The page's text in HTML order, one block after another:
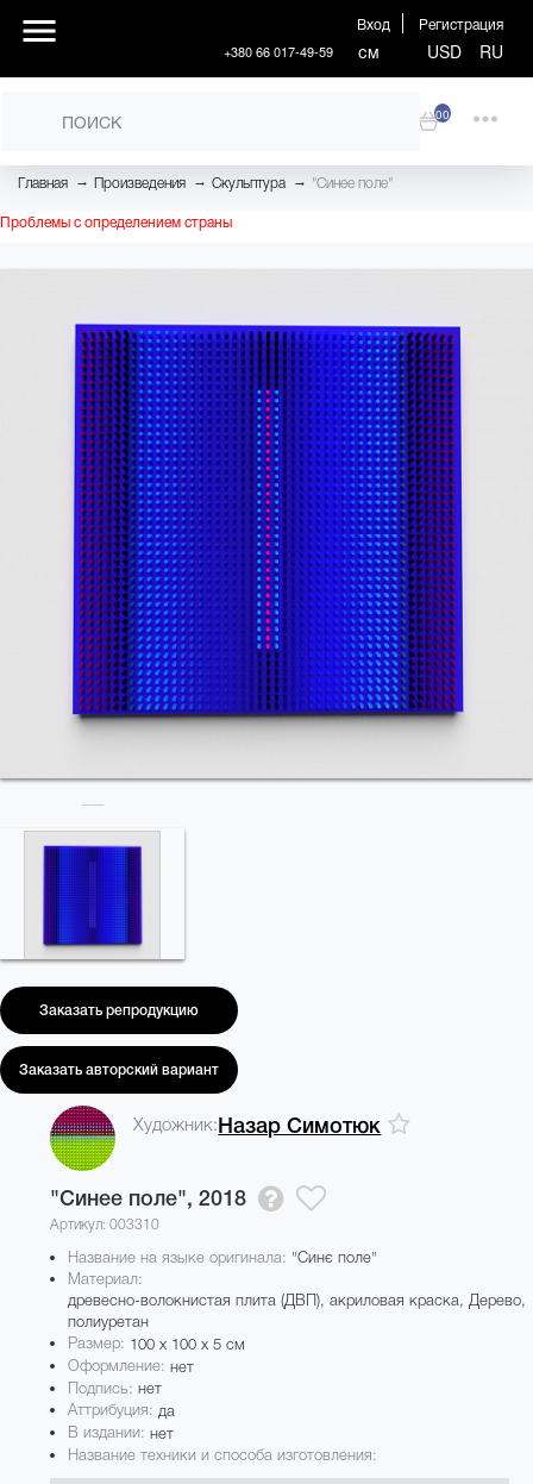
Вход Регистрация
+380 66 017-49-59 см USD RU
00
Главная → Произведения → Скульптура → "Синее поле"
Проблемы с определением страны
Заказать репродукцию
Заказать авторский вариант
Художник: Назар Симотюк
"Синее поле", 2018
Артикул: 003310
Название на языке оригинала: "Синє поле"
Материал:
древесно-волокнистая плита (ДВП), акриловая краска, Дерево,
полиуретан
Размер: 100 x 100 x 5 см
Оформление:нет
Подпись:нет
Аттрибуция: да
В издании:нет
Название техники и способа изготовления: